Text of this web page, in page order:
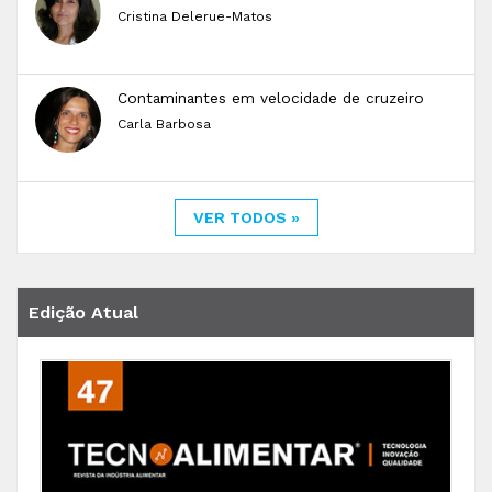
Cristina Delerue-Matos
Contaminantes em velocidade de cruzeiro
Carla Barbosa
VER TODOS »
Edição Atual